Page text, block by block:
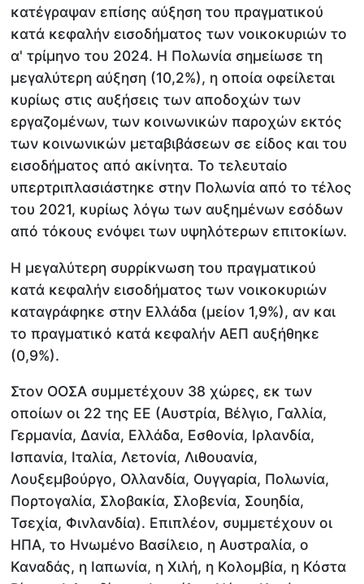
κατέγραψαν επίσης αύξηση του πραγματικού
κατά κεφαλήν εισοδήματος των νοικοκυριών το
α' τρίμηνο του 2024. Η Πολωνία σημείωσε τη
μεγαλύτερη αύξηση (10,2%), η οποία οφείλεται
κυρίως στις αυξήσεις των αποδοχών των
εργαζομένων, των κοινωνικών παροχών εκτός
των κοινωνικών μεταβιβάσεων σε είδος και του
εισοδήματος από ακίνητα. Το τελευταίο
υπερτριπλασιάστηκε στην Πολωνία από το τέλος
του 2021, κυρίως λόγω των αυξημένων εσόδων
από τόκους ενόψει των υψηλότερων επιτοκίων.
Η μεγαλύτερη συρρίκνωση του πραγματικού
κατά κεφαλήν εισοδήματος των νοικοκυριών
καταγράφηκε στην Ελλάδα (μείον 1,9%), αν και
το πραγματικό κατά κεφαλήν ΑΕΠ αυξήθηκε
(0,9%).
Στον ΟΟΣΑ συμμετέχουν 38 χώρες, εκ των
οποίων οι 22 της ΕΕ (Αυστρία, Βέλγιο, Γαλλία,
Γερμανία, Δανία, Ελλάδα, Εσθονία, Ιρλανδία,
Ισπανία, Ιταλία, Λετονία, Λιθουανία,
Λουξεμβούργο, Ολλανδία, Ουγγαρία, Πολωνία,
Πορτογαλία, Σλοβακία, Σλοβενία, Σουηδία,
Τσεχία, Φινλανδία). Επιπλέον, συμμετέχουν οι
ΗΠΑ, το Ηνωμένο Βασίλειο, η Αυστραλία, ο
Καναδάς, η Ιαπωνία, η Χιλή, η Κολομβία, η Κόστα